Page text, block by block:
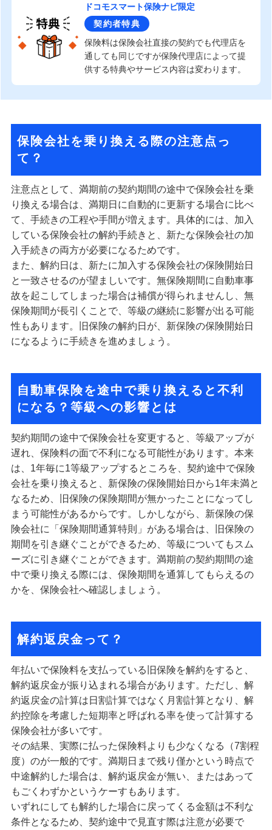
ドコモスマート保険ナビ限定
契約者特典
保険料は保険会社直接の契約でも代理店を
通しても同じですが保険代理店によって提
供する特典やサービス内容は変わります。
保険会社を乗り換える際の注意点っ
て？
注意点として、満期前の契約期間の途中で保険会社を乗
り換える場合は、満期日に自動的に更新する場合に比べ
て、手続きの工程や手間が増えます。具体的には、加入
している保険会社の解約手続きと、新たな保険会社の加
入手続きの両方が必要になるためです。
また、解約日は、新たに加入する保険会社の保険開始日
と一致させるのが望ましいです。無保険期間に自動車事
故を起こしてしまった場合は補償が得られませんし、無
保険期間が長引くことで、等級の継続に影響が出る可能
性もあります。旧保険の解約日が、新保険の保険開始日
になるように手続きを進めましょう。
自動車保険を途中で乗り換えると不利
になる？等級への影響とは
契約期間の途中で保険会社を変更すると、等級アップが
遅れ、保険料の面で不利になる可能性があります。本来
は、1年毎に1等級アップするところを、契約途中で保険
会社を乗り換えると、新保険の保険開始日から1年未満と
なるため、旧保険の保険期間が無かったことになってし
まう可能性があるからです。しかしながら、新保険の保
険会社に「保険期間通算特則」がある場合は、旧保険の
期間を引き継ぐことができるため、等級についてもスム
ーズに引き継ぐことができます。満期前の契約期間の途
中で乗り換える際には、保険期間を通算してもらえるの
かを、保険会社へ確認しましょう。
解約返戻金って？
年払いで保険料を支払っている旧保険を解約をすると、
解約返戻金が振り込まれる場合があります。ただし、解
約返戻金の計算は日割計算ではなく月割計算となり、解
約控除を考慮した短期率と呼ばれる率を使って計算する
保険会社が多いです。
その結果、実際に払った保険料よりも少なくなる（7割程
度）のが一般的です。満期日まで残り僅かという時点で
中途解約した場合は、解約返戻金が無い、またはあって
もごくわずかというケーすもあります。
いずれにしても解約した場合に戻ってくる金額は不利な
条件となるため、契約途中で見直す際は注意が必要で